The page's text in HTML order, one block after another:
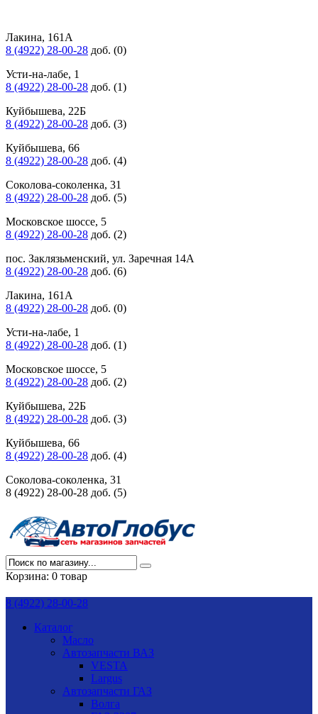
Лакина, 161А
8 (4922) 28-00-28 доб. (0)
Усти-на-лабе, 1
8 (4922) 28-00-28 доб. (1)
Куйбышева, 22Б
8 (4922) 28-00-28 доб. (3)
Куйбышева, 66
8 (4922) 28-00-28 доб. (4)
Соколова-соколенка, 31
8 (4922) 28-00-28 доб. (5)
Московское шоссе, 5
8 (4922) 28-00-28 доб. (2)
пос. Заклязьменский, ул. Заречная 14А
8 (4922) 28-00-28 доб. (6)
Лакина, 161А
8 (4922) 28-00-28 доб. (0)
Усти-на-лабе, 1
8 (4922) 28-00-28 доб. (1)
Московское шоссе, 5
8 (4922) 28-00-28 доб. (2)
Куйбышева, 22Б
8 (4922) 28-00-28 доб. (3)
Куйбышева, 66
8 (4922) 28-00-28 доб. (4)
Соколова-соколенка, 31
8 (4922) 28-00-28 доб. (5)
Корзина: 0 товар
8 (4922) 28-00-28
Каталог
Масло
Автозапчасти ВАЗ
VESTA
Largus
Автозапчасти ГАЗ
Волга